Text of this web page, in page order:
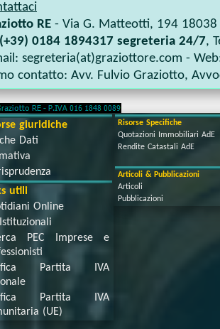
RE - Via G. Matteotti, 194 18038
(+39) 0184 1894317 segreteria 24/7,
segreteria(at)graziottore.com -
contatto: Avv. Fulvio Graziotto,
giuridiche
Dati
utili
Online
PEC Imprese e
Partita IVA
Partita IVA
(UE)
Risorse Specifiche
Quotazioni Immobiliari AdE
Rendite Catastali AdE
Articoli & Pubblicazioni
Articoli
Pubblicazioni